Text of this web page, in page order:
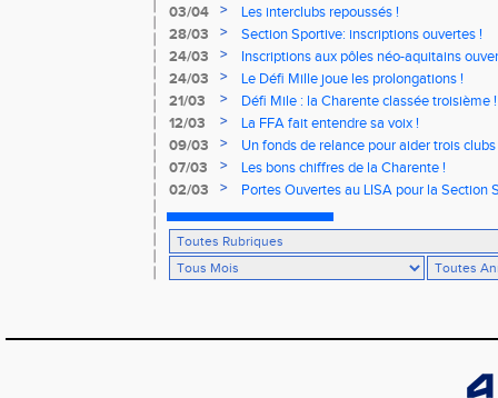
03/04
>
Les interclubs repoussés !
28/03
>
Section Sportive: inscriptions ouvertes !
24/03
>
Inscriptions aux pôles néo-aquitains
24/03
>
Le Défi Mille joue les prolongations !
21/03
>
Défi Mile : la Charente classée troisième !
12/03
>
La FFA fait entendre sa voix !
09/03
>
Un fonds de relance pour aider trois
07/03
>
Les bons chiffres de la Charente !
02/03
> Portes Ouvertes au LISA pour la Section